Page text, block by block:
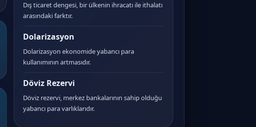
Dış ticaret dengesi, bir ülkenin ihracatı ile ithalatı
arasındaki farktır.
Dolarizasyon
Dolarizasyon ekonomide yabancı para
kullanımının artmasıdır.
Döviz Rezervi
Döviz rezervi, merkez bankalarının sahip olduğu
yabancı para varlıklarıdır.